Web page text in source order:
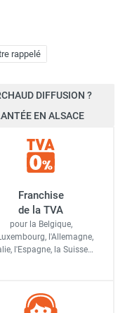
rappelé
DIFFUSION ?
EN ALSACE
Franchise
de la TVA
pour la Belgique,
l'Allemagne,
l'Espagne, la Suisse…